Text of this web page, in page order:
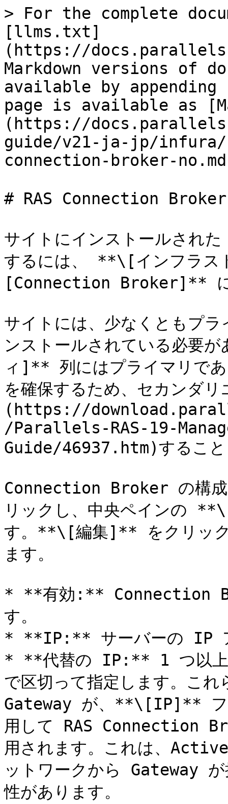
> For the complete
[llms.txt]
(https://
Markdown versions of
available by
page is available as
(https://
guide/v21-ja-jp/infura/
connection-broker-
# RAS Connection Broker
サイトにインストールさ
するには、 **\[インフラ
[Connection Broker]** に
サイトには、少なくとも
ンストールされている必要
ィ]** 列にはプライマリで
を確保するため、セカンダ
(https://
/Parallels-RAS-19-
Guide/46937.htm)すること
Connection Broker の構成
リックし、中央ペインの
す。**\[編集]** をクリック
ます。
* **有効:** Connection
す。
* **IP:** サーバーの IP ア
* **代替の IP:** 1 つ以上
で区切って指定します。こ
Gateway が、**\[IP]** フ
用して RAS Connection
用されます。これは、
ットワークから Gateway が
性があります。